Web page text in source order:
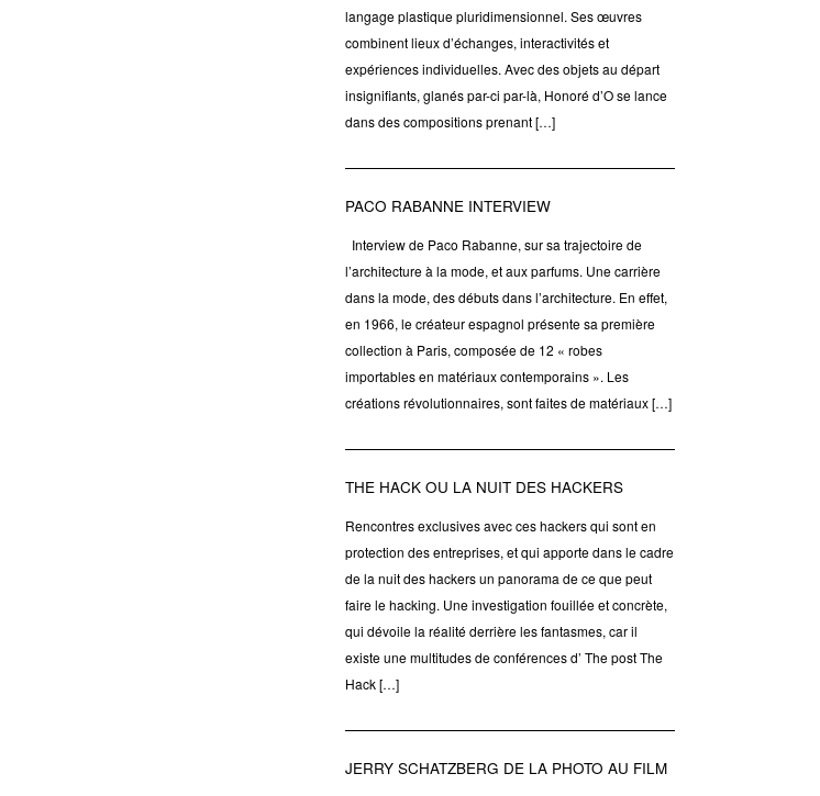
langage plastique pluridimensionnel. Ses œuvres
combinent lieux d’échanges, interactivités et
expériences individuelles. Avec des objets au départ
insignifiants, glanés par-ci par-là, Honoré d’O se lance
dans des compositions prenant […]
PACO RABANNE INTERVIEW
Interview de Paco Rabanne, sur sa trajectoire de
l’architecture à la mode, et aux parfums. Une carrière
dans la mode, des débuts dans l’architecture. En effet,
en 1966, le créateur espagnol présente sa première
collection à Paris, composée de 12 « robes
importables en matériaux contemporains ». Les
créations révolutionnaires, sont faites de matériaux […]
THE HACK OU LA NUIT DES HACKERS
Rencontres exclusives avec ces hackers qui sont en
protection des entreprises, et qui apporte dans le cadre
de la nuit des hackers un panorama de ce que peut
faire le hacking. Une investigation fouillée et concrète,
qui dévoile la réalité derrière les fantasmes, car il
existe une multitudes de conférences d’ The post The
Hack […]
JERRY SCHATZBERG DE LA PHOTO AU FILM